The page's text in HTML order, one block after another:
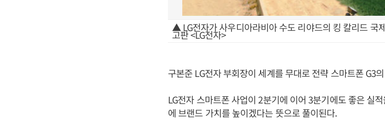
▲ LG전자가 사우디아라비아 수도 리야드의 킹 칼리드 국
고판 <LG전자>
구본준 LG전자 부회장이 세계를 무대로 전략 스마트폰 G3
LG전자 스마트폰 사업이 2분기에 이어 3분기에도 좋은 실
에 브랜드 가치를 높이겠다는 뜻으로 풀이된다.